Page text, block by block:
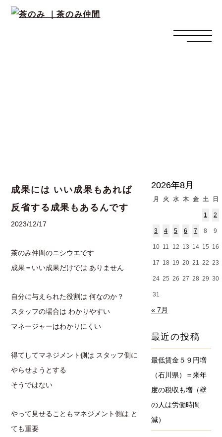
成果には いい成果もあれば
反省する成果もあるんです
2023/12/17
茶のみ仲間のニシウエです
成果＝いい成果だけでは ありません
自分に与えられた役割は 何なのか？
スタッフの場合は わかりやすい
マネージャーはわかりにくい
得てしてマネジメント側は スタッフ側に
やらせようとする
そうではない
やって見せることもマネジメント側は と
ても重要
2026年8月
月 火 水 木 金 土 日
1 2
3 4 5 6 7 8 9
10 11 12 13 14 15 16
17 18 19 20 21 22 23
24 25 26 27 28 29 30
31
« 7月
最近の投稿
最低賃金５９円増
（石川県）＝来年
度の税収も増（壁
の人は労働時間
減）